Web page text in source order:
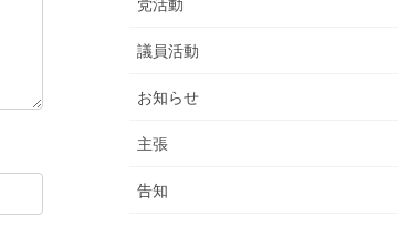
党活動
議員活動
お知らせ
主張
告知